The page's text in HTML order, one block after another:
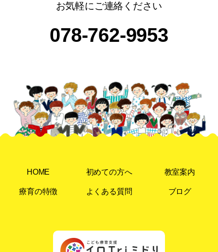
お気軽にご連絡ください
078-762-9953
HOME 初めての方へ 教室案内
療育の特徴 よくある質問 ブログ